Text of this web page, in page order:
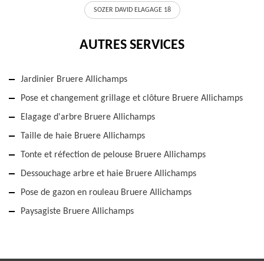
SOZER DAVID ELAGAGE 18
AUTRES SERVICES
Jardinier Bruere Allichamps
Pose et changement grillage et clôture Bruere Allichamps
Elagage d'arbre Bruere Allichamps
Taille de haie Bruere Allichamps
Tonte et réfection de pelouse Bruere Allichamps
Dessouchage arbre et haie Bruere Allichamps
Pose de gazon en rouleau Bruere Allichamps
Paysagiste Bruere Allichamps